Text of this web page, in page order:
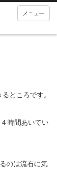
メニュー
ところです。
時間あいてい
のは流石に気